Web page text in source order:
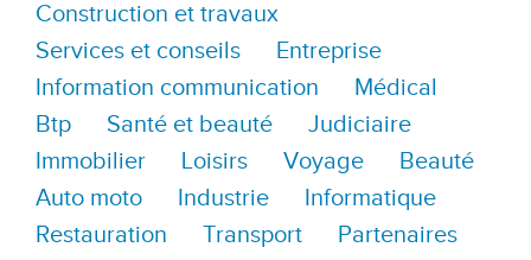
Construction et travaux
Services et conseils
Entreprise
Information communication
Médical
Btp
Santé et beauté
Judiciaire
Immobilier
Loisirs Voyage
Beauté
Auto moto
Industrie
Informatique
Restauration
Transport Partenaires